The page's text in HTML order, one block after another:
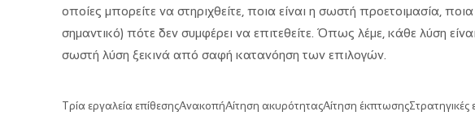
οποίες μπορείτε να στηριχθείτε, ποια είναι η σωστή προετοιμασία,
σημαντικό) πότε δεν συμφέρει να επιτεθείτε. Όπως λέμε, κάθε λύση
σωστή λύση ξεκινά από σαφή κατανόηση των επιλογών.
Τρία εργαλεία επίθεσηςΑνακοπήΑίτηση ακυρότηταςΑίτηση έκπτωσηςΣτρατηγικές